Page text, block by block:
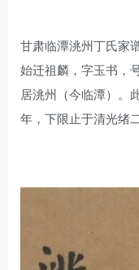
甘肃临潭洮州丁氏家
始迁祖麟，字玉书，
居洮州（今临潭）。
年，下限止于清光绪